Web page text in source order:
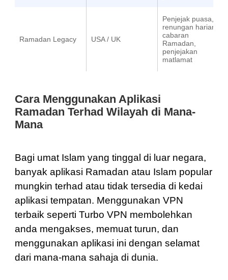
Ramadan Legacy USA / UK
Penjejak puasa,
renungan harian,
cabaran
Ramadan,
penjejakan
matlamat
Cara Menggunakan Aplikasi
Ramadan Terhad Wilayah di Mana-
Mana
Bagi umat Islam yang tinggal di luar negara,
banyak aplikasi Ramadan atau Islam popular
mungkin terhad atau tidak tersedia di kedai
aplikasi tempatan. Menggunakan VPN
terbaik seperti Turbo VPN membolehkan
anda mengakses, memuat turun, dan
menggunakan aplikasi ini dengan selamat
dari mana-mana sahaja di dunia.